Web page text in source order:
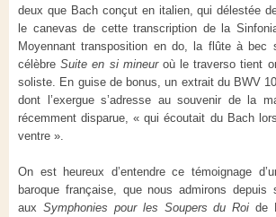
deux que Bach conçut en italien, qui délestée
le canevas de cette transcription de la
Moyennant transposition en do, la flûte à bec
célèbreSuite en si mineuroù le traverso tient
soliste. En guise de bonus, un extrait du BWV
dont l’exergue s’adresse au souvenir de la
récemment disparue, « qui écoutait du Bach
ventre ».
On est heureux d’entendre ce témoignage
baroque française, que nous admirons depuis
aux Symphonies pour les Soupers du Roi de